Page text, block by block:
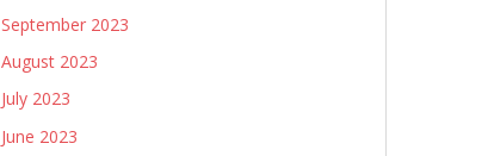
September 2023
August 2023
July 2023
June 2023